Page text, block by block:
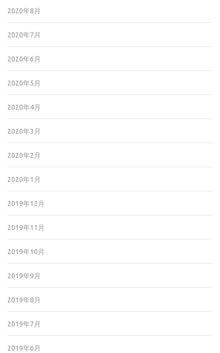
2020年8月
2020年7月
2020年6月
2020年5月
2020年4月
2020年3月
2020年2月
2020年1月
2019年12月
2019年11月
2019年10月
2019年9月
2019年8月
2019年7月
2019年6月